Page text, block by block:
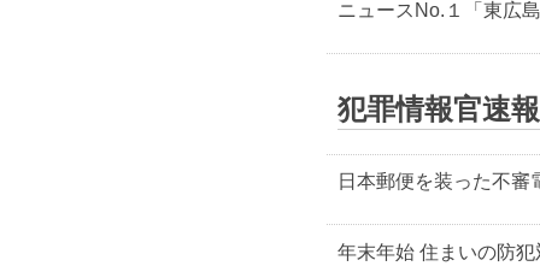
ニュースNo.１「東広
犯罪情報官速
日本郵便を装った不審
年末年始 住まいの防